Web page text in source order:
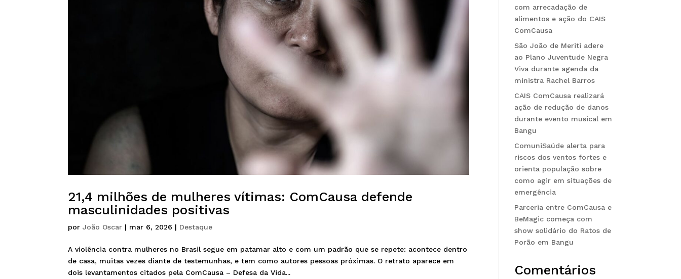
21,4 milhões de mulheres vítimas: ComCausa defende
masculinidades positivas
porJoão Oscar | mar 6, 2026 | Destaque
A violência contra mulheres no Brasil segue em patamar alto e com um padrão que se repete: acontece dentro
de casa, muitas vezes diante de testemunhas, e tem como autores pessoas próximas. O retrato aparece em
dois levantamentos citados pela ComCausa – Defesa da Vida...
com arrecadação de
alimentos e ação do CAIS
ComCausa
São João de Meriti adere
ao Plano Juventude Negra
Viva durante agenda da
ministra Rachel Barros
CAIS ComCausa realizará
ação de redução de danos
durante evento musical em
Bangu
ComuniSaúde alerta para
riscos dos ventos fortes e
orienta população sobre
como agir em situações de
emergência
Parceria entre ComCausa e
BeMagic começa com
show solidário do Ratos de
Porão em Bangu
Comentários